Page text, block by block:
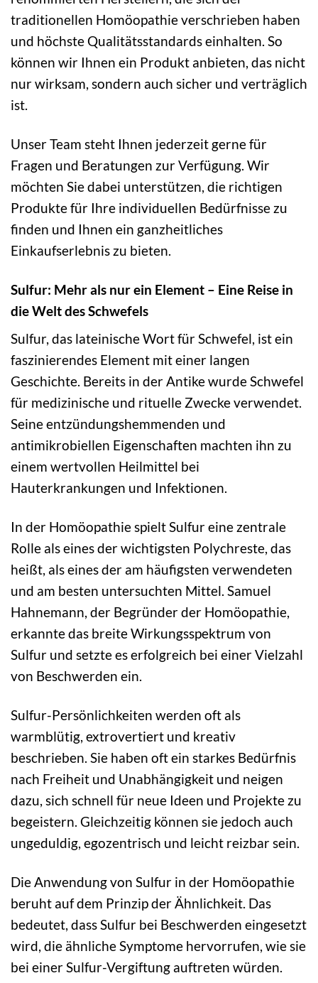
traditionellen Homöopathie verschrieben haben
und höchste Qualitätsstandards einhalten. So
können wir Ihnen ein Produkt anbieten, das nicht
nur wirksam, sondern auch sicher und verträglich
ist.
Unser Team steht Ihnen jederzeit gerne für
Fragen und Beratungen zur Verfügung. Wir
möchten Sie dabei unterstützen, die richtigen
Produkte für Ihre individuellen Bedürfnisse zu
finden und Ihnen ein ganzheitliches
Einkaufserlebnis zu bieten.
Sulfur: Mehr als nur ein Element – Eine Reise in
die Welt des Schwefels
Sulfur, das lateinische Wort für Schwefel, ist ein
faszinierendes Element mit einer langen
Geschichte. Bereits in der Antike wurde Schwefel
für medizinische und rituelle Zwecke verwendet.
Seine entzündungshemmenden und
antimikrobiellen Eigenschaften machten ihn zu
einem wertvollen Heilmittel bei
Hauterkrankungen und Infektionen.
In der Homöopathie spielt Sulfur eine zentrale
Rolle als eines der wichtigsten Polychreste, das
heißt, als eines der am häufigsten verwendeten
und am besten untersuchten Mittel. Samuel
Hahnemann, der Begründer der Homöopathie,
erkannte das breite Wirkungsspektrum von
Sulfur und setzte es erfolgreich bei einer Vielzahl
von Beschwerden ein.
Sulfur-Persönlichkeiten werden oft als
warmblütig, extrovertiert und kreativ
beschrieben. Sie haben oft ein starkes Bedürfnis
nach Freiheit und Unabhängigkeit und neigen
dazu, sich schnell für neue Ideen und Projekte zu
begeistern. Gleichzeitig können sie jedoch auch
ungeduldig, egozentrisch und leicht reizbar sein.
Die Anwendung von Sulfur in der Homöopathie
beruht auf dem Prinzip der Ähnlichkeit. Das
bedeutet, dass Sulfur bei Beschwerden eingesetzt
wird, die ähnliche Symptome hervorrufen, wie sie
bei einer Sulfur-Vergiftung auftreten würden.